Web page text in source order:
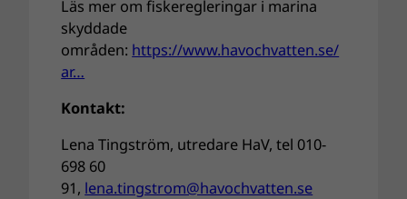
Läs mer om fiskeregleringar i marina
skyddade
områden: https://www.havochvatten.se/
ar…
Kontakt:
Lena Tingström, utredare HaV, tel 010-
698 60
91, lena.tingstrom@havochvatten.se